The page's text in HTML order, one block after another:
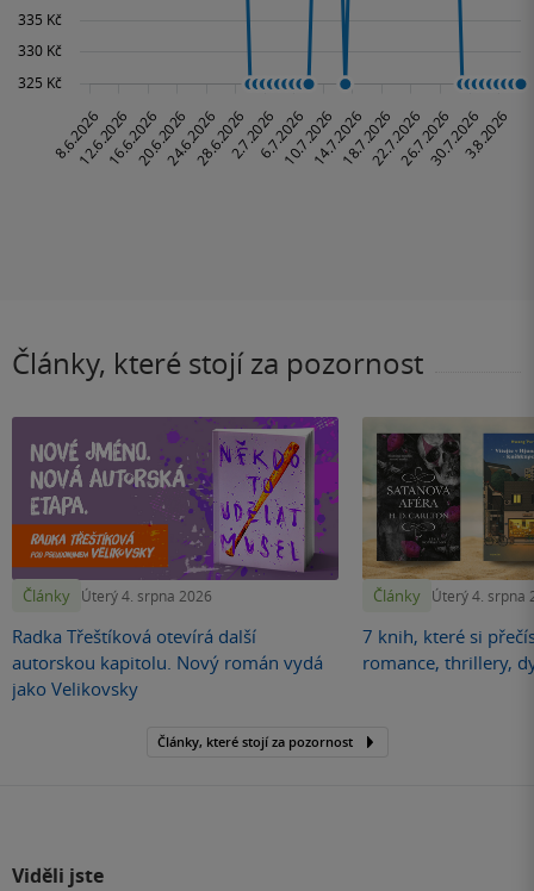
Články, které stojí za pozornost
Články Úterý 4. srpna 2026
Radka Třeštíková otevírá další
autorskou kapitolu. Nový román vydá
jako Velikovsky
Články Úterý 4. srpna
7 knih, které si
romance, thrillery,
Články, které stojí za pozornost
Viděli jste